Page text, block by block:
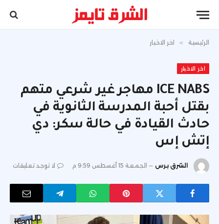
الرئيسية » اخر الاخبار
اخر الاخبار
ICE NABS مهاجر غير شرعي متهم
بقتل أحبة المدرسة الثانوية في
حادث القيادة في حالة سكر: دي
إتش إس
الشرق برس الجمعة 15 أغسطس 9:59 م لا توجد تعليقات